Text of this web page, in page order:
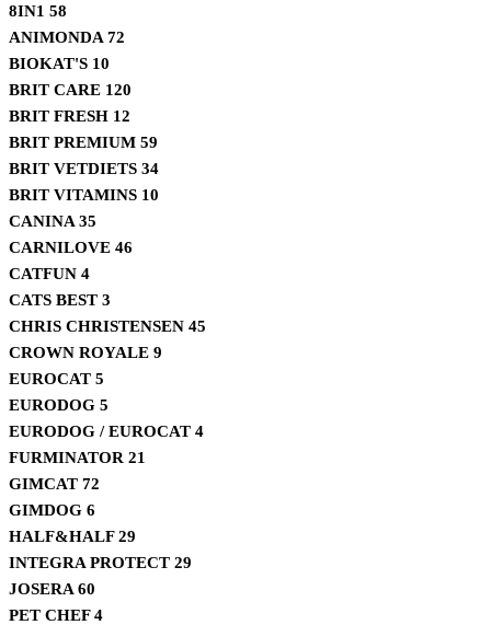
8IN1 58
ANIMONDA 72
BIOKAT'S 10
BRIT CARE 120
BRIT FRESH 12
BRIT PREMIUM 59
BRIT VETDIETS 34
BRIT VITAMINS 10
CANINA 35
CARNILOVE 46
CATFUN 4
CATS BEST 3
CHRIS CHRISTENSEN 45
CROWN ROYALE 9
EUROCAT 5
EURODOG 5
EURODOG / EUROCAT 4
FURMINATOR 21
GIMCAT 72
GIMDOG 6
HALF&HALF29
INTEGRA PROTECT 29
JOSERA 60
PET CHEF4